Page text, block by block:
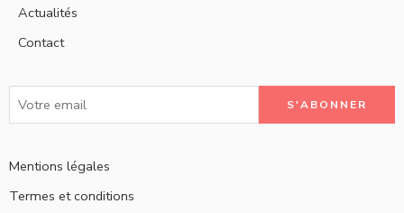
Actualités
Contact
Mentions légales
Termes et conditions